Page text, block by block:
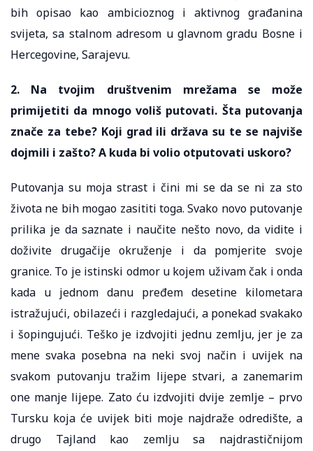
bih opisao kao ambicioznog i aktivnog građanina
svijeta, sa stalnom adresom u glavnom gradu Bosne i
Hercegovine, Sarajevu.
2. Na tvojim društvenim mrežama se može
primijetiti da mnogo voliš putovati. Šta putovanja
znače za tebe? Koji grad ili država su te se najviše
dojmili i zašto? A kuda bi volio otputovati uskoro?
Putovanja su moja strast i čini mi se da se ni za sto
života ne bih mogao zasititi toga. Svako novo putovanje
prilika je da saznate i naučite nešto novo, da vidite i
doživite drugačije okruženje i da pomjerite svoje
granice. To je istinski odmor u kojem uživam čak i onda
kada u jednom danu pređem desetine kilometara
istražujući, obilazeći i razgledajući, a ponekad svakako
i šopingujući. Teško je izdvojiti jednu zemlju, jer je za
mene svaka posebna na neki svoj način i uvijek na
svakom putovanju tražim lijepe stvari, a zanemarim
one manje lijepe. Zato ću izdvojiti dvije zemlje – prvo
Tursku koja će uvijek biti moje najdraže odredište, a
drugo Tajland kao zemlju sa najdrastičnijom